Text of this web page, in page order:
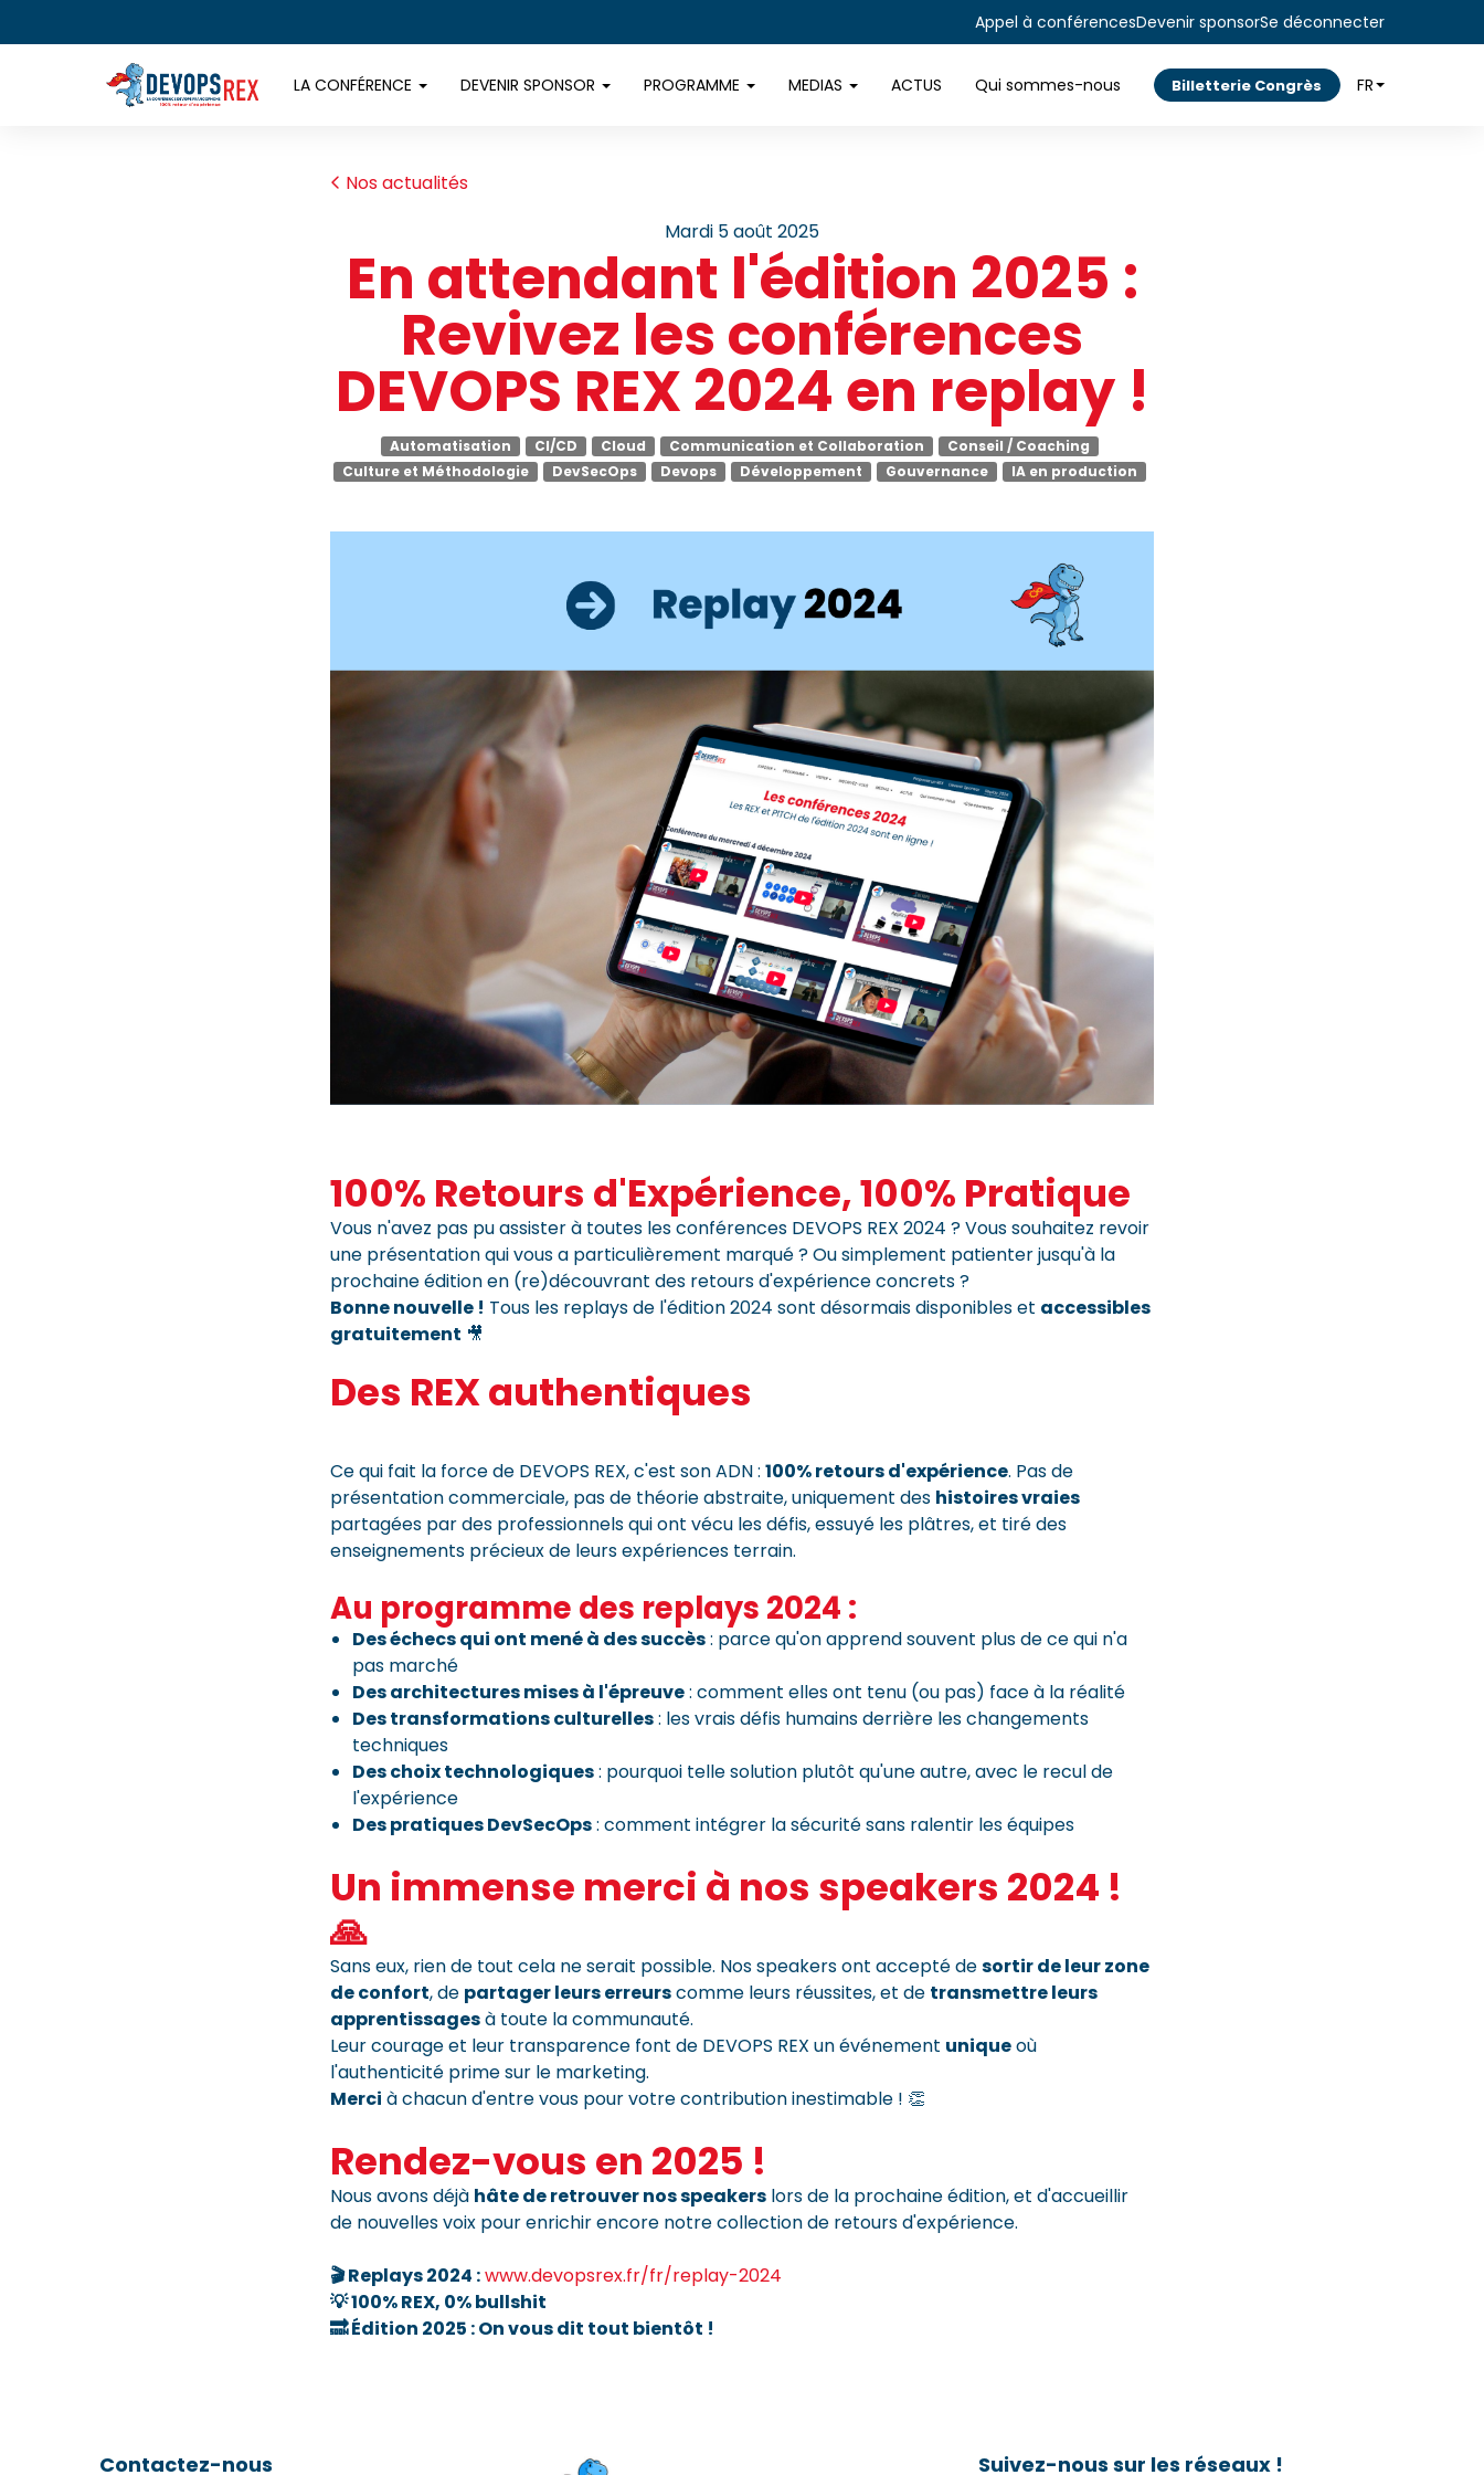
Appel à conférencesDevenir sponsorSe déconnecter
LA CONFÉRENCE DEVENIR SPONSOR PROGRAMME MEDIAS ACTUS Qui sommes-nous Billetterie Congrès FR
Nos actualités
mardi 5 août 2025
En attendant l'édition 2025 :
Revivez les conférences
DEVOPS REX 2024 en replay !
Automatisation CI/CD Cloud Communication et Collaboration
Conseil / Coaching
Culture et Méthodologie
DevSecOps Devops Développement Gouvernance IA en production
100% Retours d'Expérience, 100% Pratique
Vous n'avez pas pu assister à toutes les conférences DEVOPS REX 2024 ? Vous souhaitez revoir
une présentation qui vous a particulièrement marqué ? Ou simplement patienter jusqu'à la
prochaine édition en (re)découvrant des retours d'expérience concrets ?
Bonne nouvelle ! Tous les replays de l'édition 2024 sont désormais disponibles et accessibles
gratuitement 🎥
Des REX authentiques
Ce qui fait la force de DEVOPS REX, c'est son ADN : 100% retours d'expérience. Pas de
présentation commerciale, pas de théorie abstraite, uniquement des histoires vraies
partagées par des professionnels qui ont vécu les défis, essuyé les plâtres, et tiré des
enseignements précieux de leurs expériences terrain.
Au programme des replays 2024 :
Des échecs qui ont mené à des succès: parce qu'on apprend souvent plus de ce qui n'a
pas marché
Des architectures mises à l'épreuve: comment elles ont tenu (ou pas) face à la réalité
Des transformations culturelles: les vrais défis humains derrière les changements
techniques
Des choix technologiques: pourquoi telle solution plutôt qu'une autre, avec le recul de
l'expérience
Des pratiques DevSecOps: comment intégrer la sécurité sans ralentir les équipes
Un immense merci à nos speakers 2024 !
🙏
Sans eux, rien de tout cela ne serait possible. Nos speakers ont accepté desortir de leur zone
de confort, de partager leurs erreurscomme leurs réussites, et de transmettre leurs
apprentissagesà toute la communauté.
Leur courage et leur transparence font de DEVOPS REX un événement uniqueoù
l'authenticité prime sur le marketing.
Merci à chacun d'entre vous pour votre contribution inestimable ! 👏
Rendez-vous en 2025 !
Nous avons déjà hâte de retrouver nos speakers lors de la prochaine édition, et d'accueillir
de nouvelles voix pour enrichir encore notre collection de retours d'expérience.
🎬 Replays 2024 :www.devopsrex.fr/fr/replay-2024
💡 100% REX, 0% bullshit
🔜 Édition 2025 : On vous dit tout bientôt !
Contactez-nous
Suivez-nous sur les réseaux !